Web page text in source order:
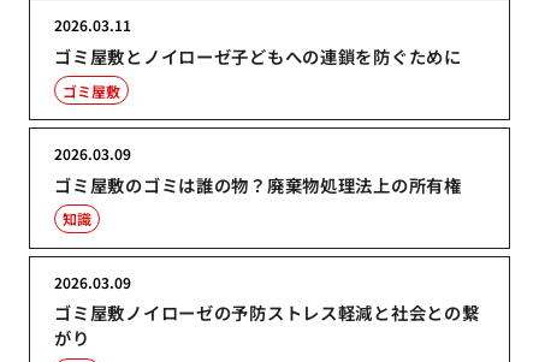
ゴミ屋敷とノイローゼ子どもへの連鎖を防ぐために
2026.03.11
ゴミ屋敷
ゴミ屋敷のゴミは誰の物？廃棄物処理法上の所有権
2026.03.09
知識
ゴミ屋敷ノイローゼの予防ストレス軽減と社会との繋
がり
2026.03.09